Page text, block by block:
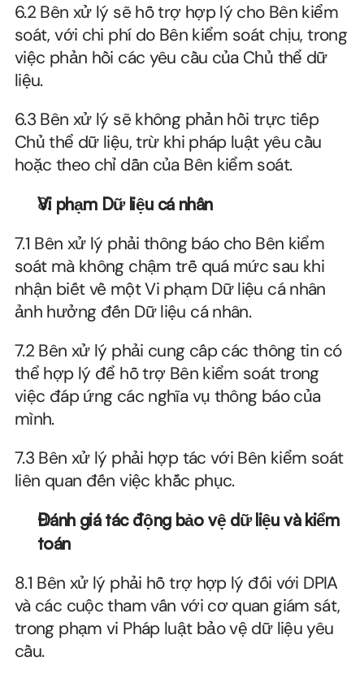
6.2 Bên xử lý sẽ hỗ trợ hợp lý cho Bên kiểm
soát, với chi phí do Bên kiểm soát chịu, trong
việc phản hồi các yêu cầu của Chủ thể dữ
liệu.
6.3 Bên xử lý sẽ không phản hồi trực tiếp
Chủ thể dữ liệu, trừ khi pháp luật yêu cầu
hoặc theo chỉ dẫn của Bên kiểm soát.
Vi phạm Dữ liệu cá nhân
7.1 Bên xử lý phải thông báo cho Bên kiểm
soát mà không chậm trễ quá mức sau khi
nhận biết về một Vi phạm Dữ liệu cá nhân
ảnh hưởng đến Dữ liệu cá nhân.
7.2 Bên xử lý phải cung cấp các thông tin có
thể hợp lý để hỗ trợ Bên kiểm soát trong
việc đáp ứng các nghĩa vụ thông báo của
mình.
7.3 Bên xử lý phải hợp tác với Bên kiểm soát
liên quan đến việc khắc phục.
Đánh giá tác động bảo vệ dữ liệu và kiểm
toán
8.1 Bên xử lý phải hỗ trợ hợp lý đối với DPIA
và các cuộc tham vấn với cơ quan giám sát,
trong phạm vi Pháp luật bảo vệ dữ liệu yêu
cầu.